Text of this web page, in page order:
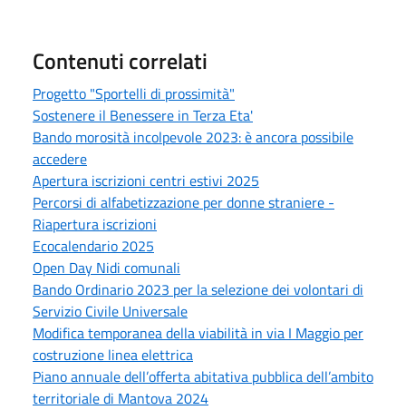
Contenuti correlati
Progetto "Sportelli di prossimità"
Sostenere il Benessere in Terza Eta'
Bando morosità incolpevole 2023: è ancora possibile
accedere
Apertura iscrizioni centri estivi 2025
Percorsi di alfabetizzazione per donne straniere -
Riapertura iscrizioni
Ecocalendario 2025
Open Day Nidi comunali
Bando Ordinario 2023 per la selezione dei volontari di
Servizio Civile Universale
Modifica temporanea della viabilità in via I Maggio per
costruzione linea elettrica
Piano annuale dell’offerta abitativa pubblica dell’ambito
territoriale di Mantova 2024